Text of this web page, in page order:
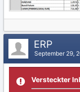
ERP
September 29,
Versteckter